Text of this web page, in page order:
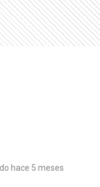
hace 5 meses